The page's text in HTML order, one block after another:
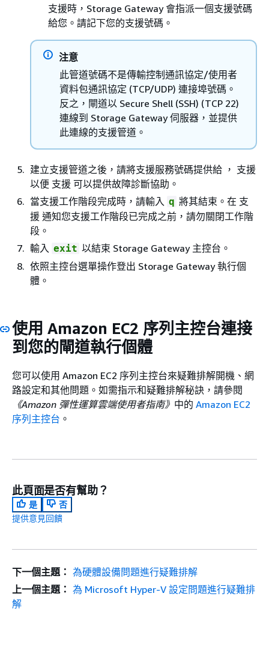
支援時，Storage Gateway 會指派一個支援號碼
給您。請記下您的支援號碼。
注意
此管道號碼不是傳輸控制通訊協定/使用者
資料包通訊協定 (TCP/UDP) 連接埠號碼。
反之，閘道以 Secure Shell (SSH) (TCP 22)
連線到 Storage Gateway 伺服器，並提供
此連線的支援管道。
建立支援管道之後，請將支援服務號碼提供給 ， 支援
以便 支援 可以提供故障診斷協助。
當支援工作階段完成時，請輸入 q 將其結束。在 支
援 通知您支援工作階段已完成之前，請勿關閉工作階
段。
輸入 exit 以結束 Storage Gateway 主控台。
依照主控台選單操作登出 Storage Gateway 執行個
體。
使用 Amazon EC2 序列主控台連接
到您的閘道執行個體
您可以使用 Amazon EC2 序列主控台來疑難排解開機、網
路設定和其他問題。如需指示和疑難排解秘訣，請參閱
《Amazon 彈性運算雲端使用者指南》 中的 Amazon EC2
序列主控台 。
此頁面是否有幫助？
是
否
提供意見回饋
下一個主題： 為硬體設備問題進行疑難排解
上一個主題： 為 Microsoft Hyper-V 設定問題進行疑難排
解